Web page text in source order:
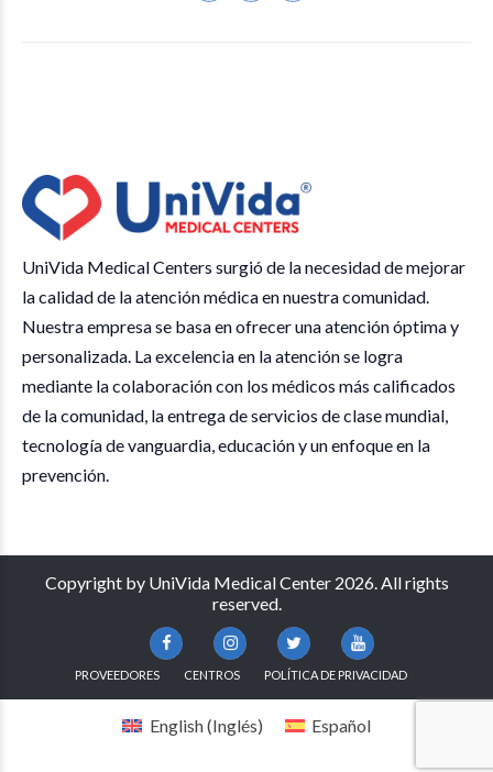
UniVida Medical Centers surgió de la necesidad de mejorar
la calidad de la atención médica en nuestra comunidad.
Nuestra empresa se basa en ofrecer una atención óptima y
personalizada. La excelencia en la atención se logra
mediante la colaboración con los médicos más calificados
de la comunidad, la entrega de servicios de clase mundial,
tecnología de vanguardia, educación y un enfoque en la
prevención.
Copyright by UniVida Medical Center 2026. All rights
reserved.
PROVEEDORES CENTROS POLÍTICA DE PRIVACIDAD
English(Inglés) Español